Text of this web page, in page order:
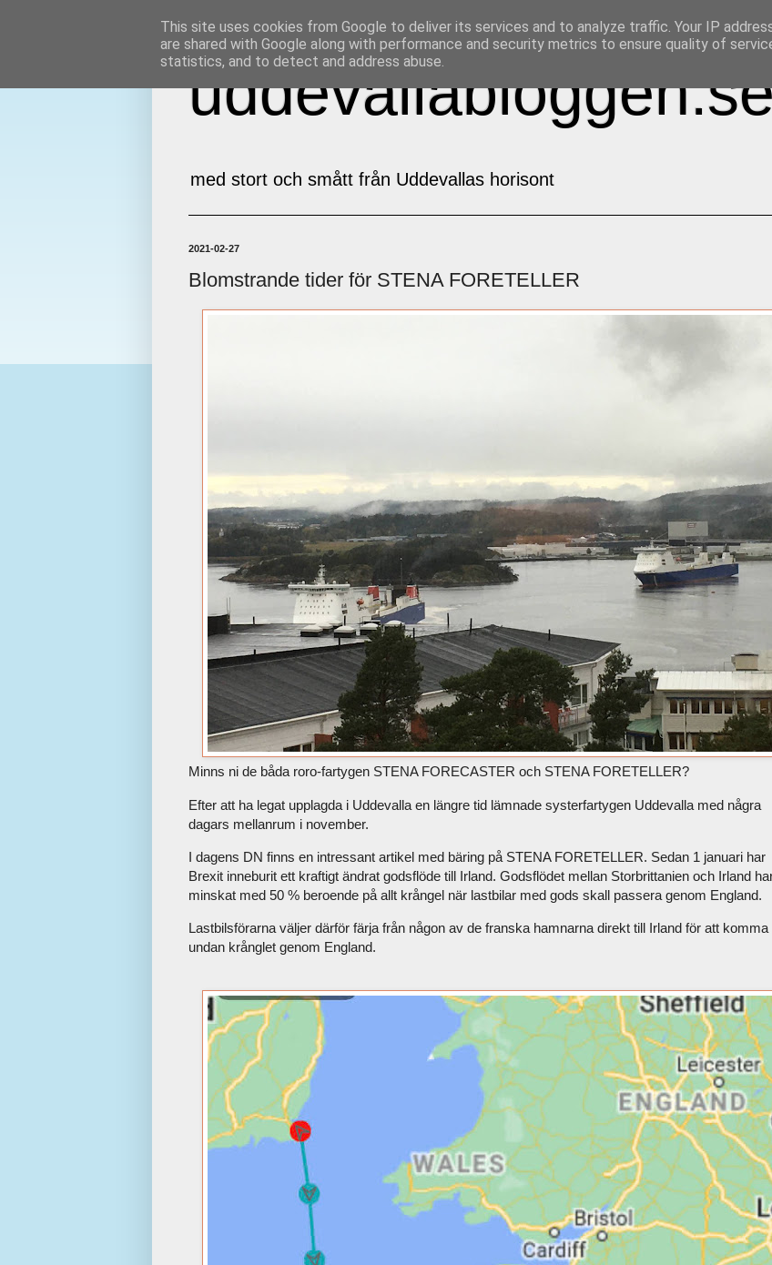
med stort och smått från Uddevallas horisont
2021-02-27
Blomstrande tider för STENA FORETELLER
Minns ni de båda roro-fartygen STENA FORECASTER och STENA FORETELLER?
Efter att ha legat upplagda i Uddevalla en längre tid lämnade systerfartygen Uddevalla med några
dagars mellanrum i november.
I dagens DN finns en intressant artikel med bäring på STENA FORETELLER. Sedan 1 januari har
Brexit inneburit ett kraftigt ändrat godsflöde till Irland. Godsflödet mellan Storbrittanien och Irland
minskat med 50 % beroende på allt krångel när lastbilar med gods skall passera genom England.
Lastbilsförarna väljer därför färja från någon av de franska hamnarna direkt till Irland för att komma
undan krånglet genom England.
This site uses cookies from Google to deliver its services and to analyze traffic. Your IP
are shared with Google along with performance and security metrics to ensure quality of
statistics, and to detect and address abuse.